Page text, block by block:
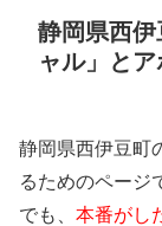
静岡県西
ャル」と
静岡県西伊豆町
るためのページ
でも、 本番がし